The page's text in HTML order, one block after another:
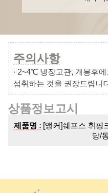
주의사항
· 2~4℃ 냉장고관, 개봉후
섭취하는 것을 권장드립니
상품정보고시
제품명 : [앵커]쉐프스 휘핑
당/